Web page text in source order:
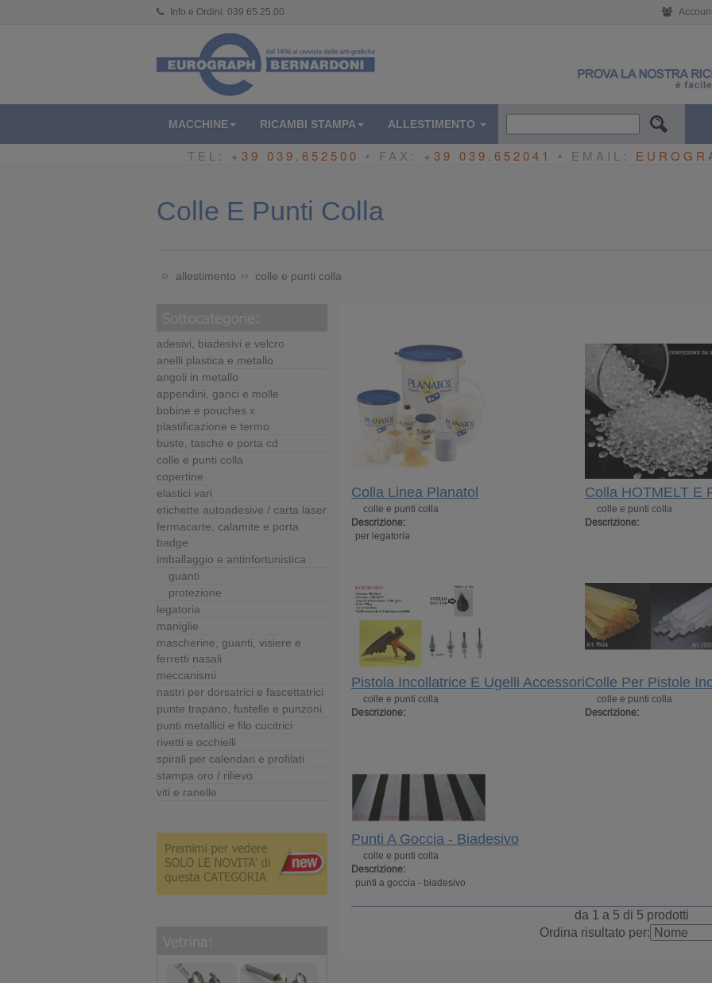
Info e Ordini: 039 65.25.00
MACCHINE RICAMBI STAMPA ALLESTIMENTO
TEL: +39 039.652500 • FAX: +39 039.652041 • EMAIL:
Colle E Punti Colla
allestimento colle e punti colla
adesivi, biadesivi e velcro
anelli plastica e metallo
angoli in metallo
appendini, ganci e molle
bobine e pouches x
plastificazione e termo
buste, tasche e porta cd
colle e punti colla
copertine
elastici vari
etichette autoadesive / carta laser
fermacarte, calamite e porta
badge
imballaggio e antinfortunistica
guanti
protezione
legatoria
maniglie
mascherine, guanti, visiere e
ferretti nasali
meccanismi
nastri per dorsatrici e fascettatrici
punte trapano, fustelle e punzoni
punti metallici e filo cucitrici
rivetti e occhielli
spirali per calendari e profilati
stampa oro / rilievo
viti e ranelle
Colla Linea Planatol
colle e punti colla
Descrizione:
per legatoria
Colla HOTMELT E
colle e punti colla
Descrizione:
Pistola Incollatrice E Ugelli Accessori
colle e punti colla
Descrizione:
Colle Per Pistole
colle e punti colla
Descrizione:
Punti A Goccia - Biadesivo
colle e punti colla
Descrizione:
punti a goccia - biadesivo
da 1 a 5 di 5 prodotti
Ordina risultato per: